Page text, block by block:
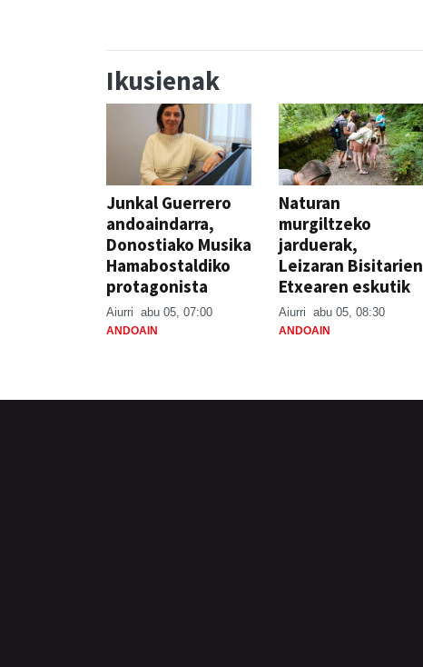
Ikusienak
Junkal Guerrero
andoaindarra,
Donostiako Musika
Hamabostaldiko
protagonista
Aiurri abu 05, 07:00
ANDOAIN
Naturan
murgiltzeko
jarduerak,
Leizaran Bisitarien
Etxearen eskutik
Aiurri abu 05, 08:30
ANDOAIN